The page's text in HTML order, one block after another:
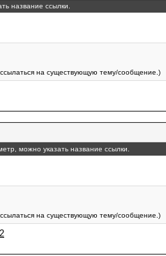
название ссылки.
на существующую тему/сообщение.)
можно указать название ссылки.
на существующую тему/сообщение.)